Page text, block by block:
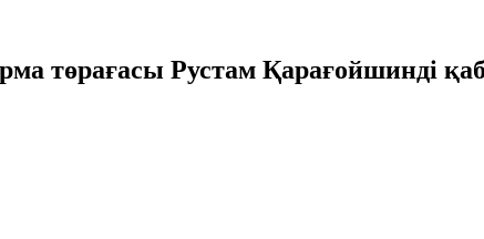
төрағасы Рустам Қарағойшинді